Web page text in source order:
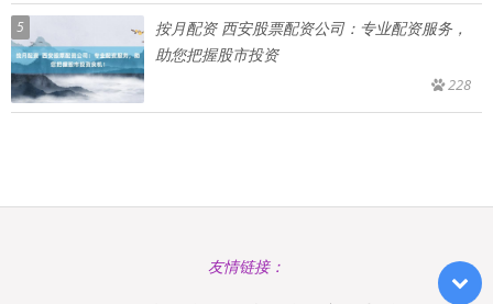
5
按月配资 西安股票配资公司：专业配资服务，
助您把握股市投资
228
友情链接：